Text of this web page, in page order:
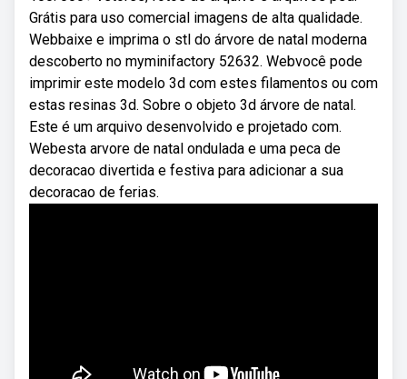
Grátis para uso comercial imagens de alta qualidade.
Webbaixe e imprima o stl do árvore de natal moderna
descoberto no myminifactory 52632. Webvocê pode
imprimir este modelo 3d com estes filamentos ou com
estas resinas 3d. Sobre o objeto 3d árvore de natal.
Este é um arquivo desenvolvido e projetado com.
Webesta arvore de natal ondulada e uma peca de
decoracao divertida e festiva para adicionar a sua
decoracao de ferias.